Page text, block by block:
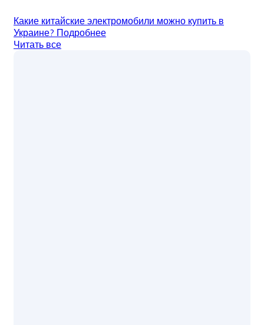
Какие китайские электромобили можно купить в
Украине? Подробнее
Читать все